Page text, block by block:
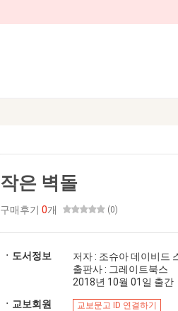
작은 벽돌
구매후기 0개 (0)
ㆍ도서정보
저자 : 조슈아 데이비드
출판사 : 그레이트북스
2018년 10월 01일 출
ㆍ교보회원
교보문고 ID 연결하기